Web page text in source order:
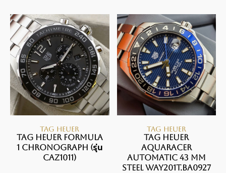
TAG HEUER
TAG Heuer Formula
1 Chronograph (รุ่น
CAZ1011)
TAG HEUER
TAG HEUER
AQUARACER
Automatic 43 mm
Steel WAY201T.BA0927